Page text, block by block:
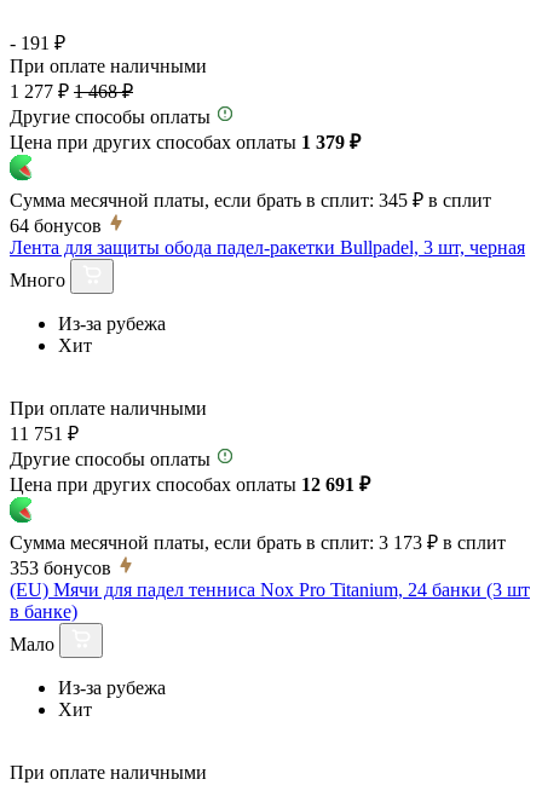
- 191 ₽
При оплате наличными
1 277 ₽ 1 468 ₽
Другие способы оплаты
Цена при других способах оплаты 1 379 ₽
Сумма месячной платы, если брать в сплит: 345 ₽ в сплит
64 бонусов
Лента для защиты обода падел-ракетки Bullpadel, 3 шт, черная
Много
Из-за рубежа
Хит
При оплате наличными
11 751 ₽
Другие способы оплаты
Цена при других способах оплаты 12 691 ₽
Сумма месячной платы, если брать в сплит: 3 173 ₽ в сплит
353 бонусов
(EU) Мячи для падел тенниса Nox Pro Titanium, 24 банки (3 шт
в банке)
Мало
Из-за рубежа
Хит
При оплате наличными